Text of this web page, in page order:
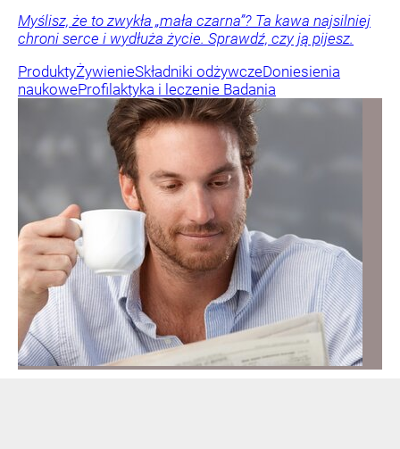
Myślisz, że to zwykła „mała czarna”? Ta kawa najsilniej
chroni serce i wydłuża życie. Sprawdź, czy ją pijesz.
ProduktyŻywienieSkładniki odżywczeDoniesienia
naukoweProfilaktyka i leczenie Badania